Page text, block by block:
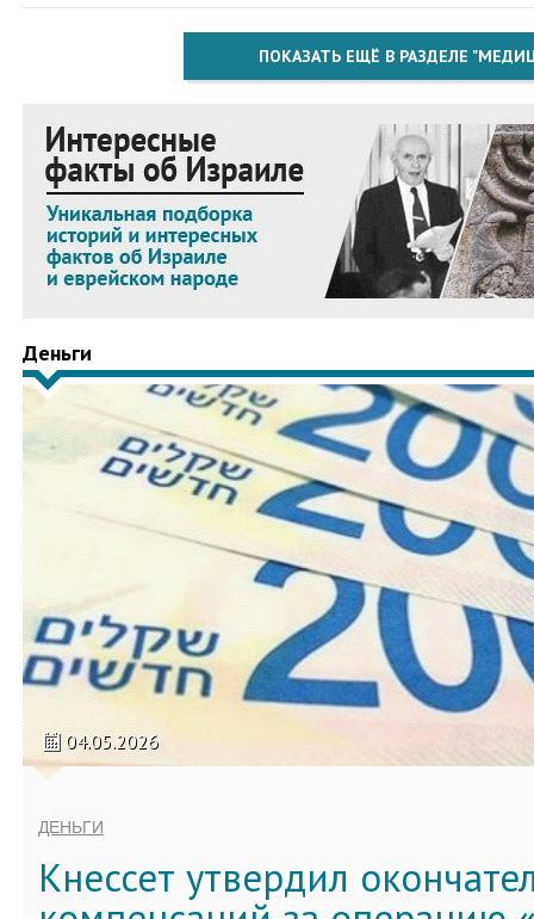
ПОКАЗАТЬ ЕЩЁ В РАЗДЕЛЕ
Деньги
04.05.2026
ДЕНЬГИ
Кнессет утвердил